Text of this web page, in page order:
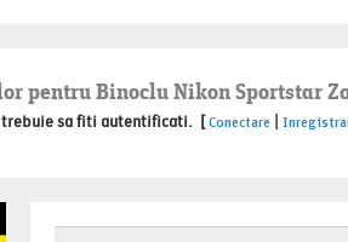
pentru Binoclu Nikon Sportstar
sa fiti autentificati. [Conectare |